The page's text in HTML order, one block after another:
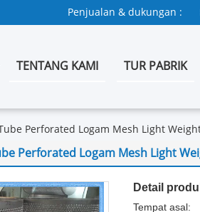
Penjualan & dukungan :
TENTANG KAMI TUR PABRIK
Perforated Logam Mesh Light
Perforated Logam Mesh Light
Detail
Tempat asal: